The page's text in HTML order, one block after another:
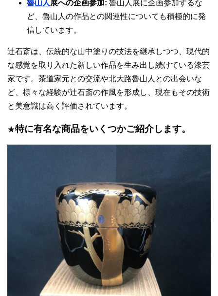
魯山人 展への企画参加: 魯山人展に企画参加するな
ど、魯山人の作品との関連性についても積極的に発
信しています。
辻石斎は、伝統的な山中塗りの技法を継承しつつ、現代的
な感覚を取り入れた新しい作品を生み出し続けている漆芸
家です。茶道家元との交流や北大路魯山人との出会いな
ど、様々な経験が辻石斎の作風を形成し、現在もその技術
と美意識は高く評価されています。
★特に有名な商品をいくつかご紹介します。